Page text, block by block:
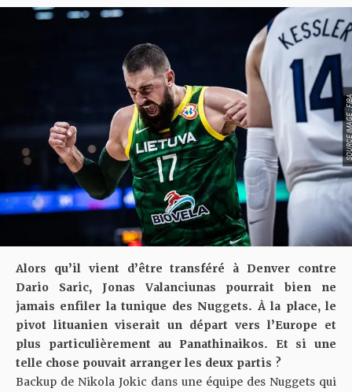
SOURCE
Alors qu’il vient d’êtretransféré à Denver contre
Dario Saric, Jonas Valanciunas pourrait bien ne
jamais enfiler la tunique des Nuggets. À la place, le
pivot lituanien viserait un départ vers l’Europe et
plus particulièrement au Panathinaikos. Et si une
telle chose pouvait arranger les deux partis ?
Backup de Nikola Jokic dans une équipe des Nuggets qui